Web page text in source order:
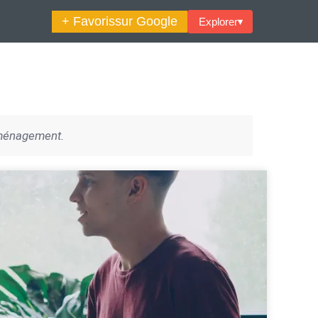
+ Favorissur Google Explorer▾
Décoration Et Design
Petite Surface
Piscine